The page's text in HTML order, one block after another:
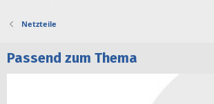
Netzteile
Passend zum Thema